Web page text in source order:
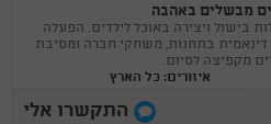
מבשלים באהבה
בישול ויצירה באוכל לילדים. הפעלה
דינאמית בתחנות, משחקי חברה ומסיבת
מקפיצה לסיום.
איזורים: כל הארץ
התקשרו אלי